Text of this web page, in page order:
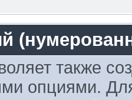
также
опциями.